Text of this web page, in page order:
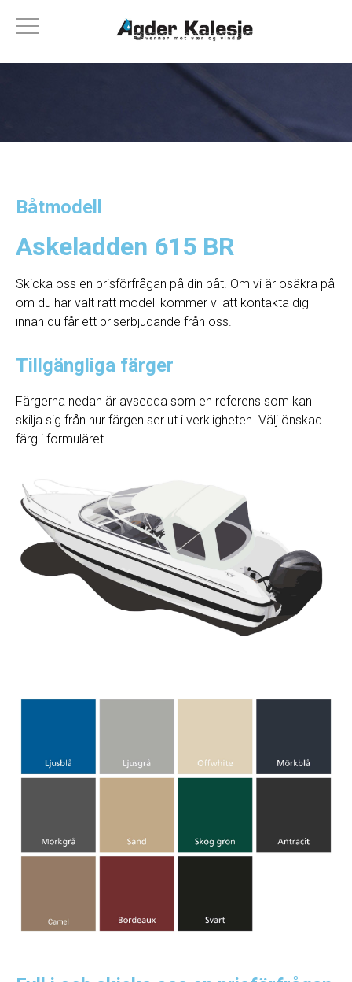
Båtmodell
Askeladden 615 BR
Skicka oss en prisförfrågan på din båt. Om vi ​​är osäkra på
om du har valt rätt modell kommer vi att kontakta dig
innan du får ett priserbjudande från oss.
Tillgängliga färger
Färgerna nedan är avsedda som en referens som kan
skilja sig från hur färgen ser ut i verkligheten. Välj önskad
färg i formuläret.